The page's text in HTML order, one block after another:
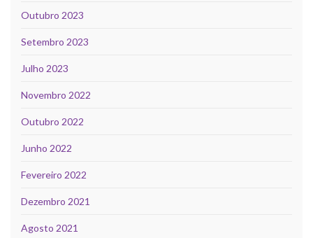
Outubro 2023
Setembro 2023
Julho 2023
Novembro 2022
Outubro 2022
Junho 2022
Fevereiro 2022
Dezembro 2021
Agosto 2021